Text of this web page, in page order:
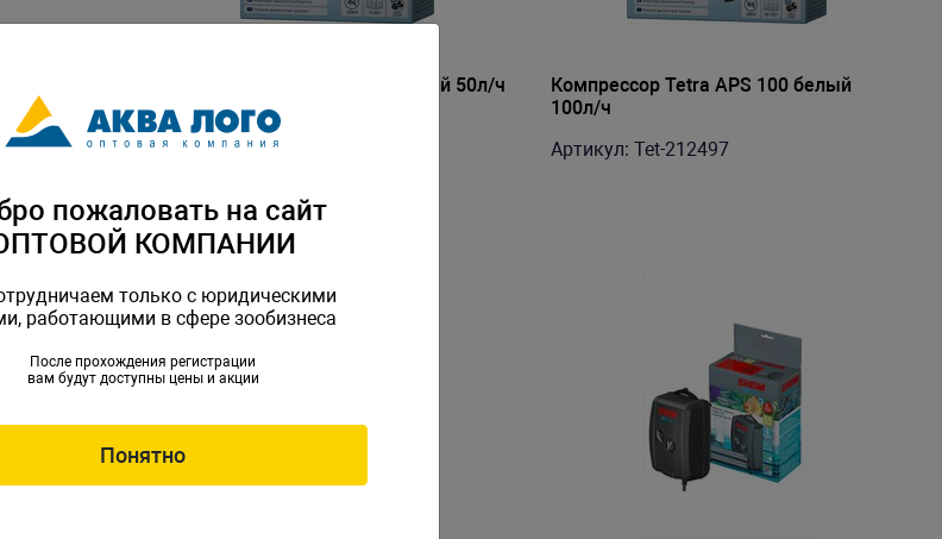
150л/ч Компрессор Tetra АРS 50 белый 50л/ч
Артикул: Tet-212404
Компрессор Tetra АРS 100 белый
100л/ч
Артикул: Tet-212497
пожаловать на сайт
КОМПАНИИ
только с юридическими
работающими в сфере зообизнеса
После прохождения регистрации
вам будут доступны цены и акции
Понятно